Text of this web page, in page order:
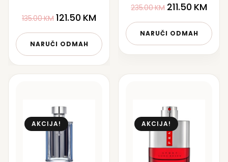
135.00KM 121.50 KM
NARUČI ODMAH
235.00KM 211.50 KM
NARUČI ODMAH
AKCIJA! AKCIJA!